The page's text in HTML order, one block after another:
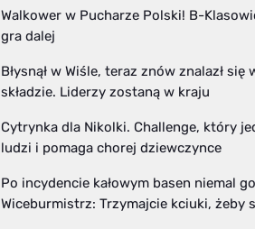
Walkower w Pucharze Polski! B-
gra dalej
Błysnął w Wiśle, teraz znów znalazł się
składzie. Liderzy zostaną w kraju
Cytrynka dla Nikolki. Challenge, który
ludzi i pomaga chorej dziewczynce
Po incydencie kałowym basen niemal
Wiceburmistrz: Trzymajcie kciuki, żeby